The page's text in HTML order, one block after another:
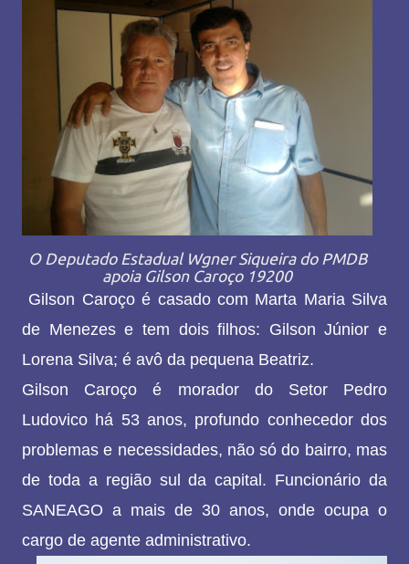
O Deputado Estadual Wgner Siqueira do PMDB
apoia Gilson Caroço 19200
Gilson Caroço é casado com Marta Maria Silva
de Menezes e tem dois filhos: Gilson Júnior e
Lorena Silva; é avô da pequena Beatriz.
Gilson Caroço é morador do Setor Pedro
Ludovico há 53 anos, profundo conhecedor dos
problemas e necessidades, não só do bairro, mas
de toda a região sul da capital. Funcionário da
SANEAGO a mais de 30 anos, onde ocupa o
cargo de agente administrativo.